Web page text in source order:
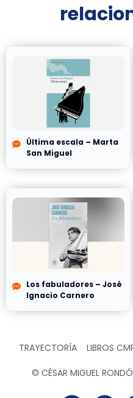
Última escala – Marta
San Miguel
Los fabuladores – José
Ignacio Carnero
TRAYECTORÍA LIBROS
© CÉSAR MIGUEL